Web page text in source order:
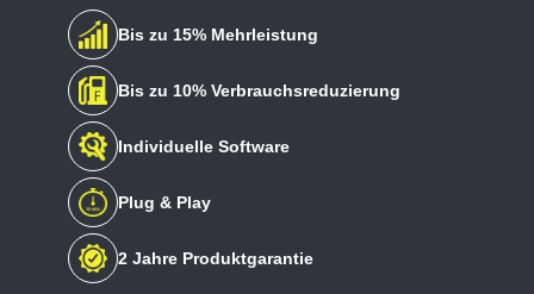
Bis zu 15% Mehrleistung
Bis zu 10% Verbrauchsreduzierung
Individuelle Software
Plug & Play
2 Jahre Produktgarantie